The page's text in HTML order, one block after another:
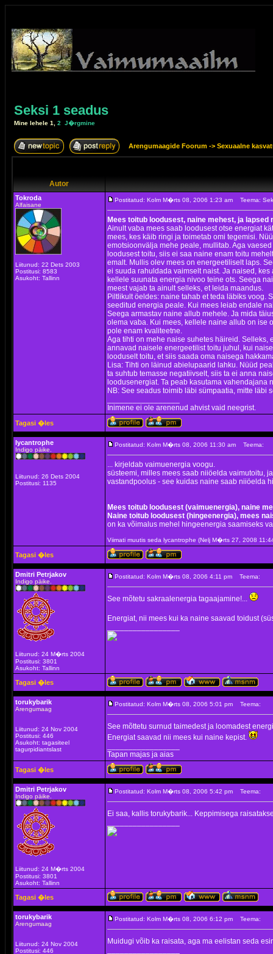
Seksi 1 seadus
Mine lehele 1 2 J�rgmine
Arengumaagide Foorum -> Sexuaalne
Autor
Tokroda
Alfaisane
Liitunud: 22 Dets 2003
Postitusi: 8583
Asukoht: Tallinn
Postitatud: Kolm M�rts 08, 2006 1:23 am Teema:
Mees toitub loodusest, naine mehest, ja lapsed
Ainult vaba mees saab loodusest otse energiat
mees, kes käib ringi ja toimetab omi tegemisi.
emotsioonvälja mehe peale, mullitab. Aga
loodusest toitu, siis ei saa naine enam toitu
emalt. Mullis olev mees on energeetiliselt laps.
ei suuda rahuldada vaimselt naist. Ja naised,
kellele suunata energia nivoo teine ots. Seega
meest vajab ta ainult selleks, et leida maandus.
Piltlikult öeldes: naine tahab et teda läbiks voog.
seeditud energia peale. Kui mees leiab endale
Seega armastav naine allub mehele. Ja mida
olema vaba. Kui mees, kellele naine allub on ise
pole enam kvaliteetne.
Aga tihti on mehe naise suhetes häireid.
annavad naisele energeetilist toitu juhul, kui
looduselt toitu, et siis saada oma naisega
Lisa: Tihti on läinud abielupaarid lahku. Nüüd
ta suhtub temasse negatiivselt, siis ta ei anna
loodusenergiat. Ta peab kasutama vahendajana
NB: See seadus toimib läbi sümpaatia, mitte läbi
Inimene ei ole arenenud ahvist vaid neegrist.
Tagasi �les
lycantrophe
Indigo päike.
Liitunud: 26 Dets 2004
Postitusi: 1135
Postitatud: Kolm M�rts 08, 2006 11:30 am Teema:
... kirjeldab vaimuenergia voogu.
süsteemi, milles mees saab niiöelda vaimutoitu,
vastandpoolus - see kuidas naine saab niiöelda
Mees toitub loodusest (vaimuenergia), naine
Naine toitub loodusest (hingeenergia), mees
on ka võimalus mehel hingeenergia saamiseks
Viimati muutis seda lycantrophe (Nelj M�rts 27, 2008
Tagasi �les
Dmitri Petrjakov
Indigo päike.
Liitunud: 24 M�rts 2004
Postitusi: 3801
Asukoht: Tallinn
Postitatud: Kolm M�rts 08, 2006 4:11 pm Teema:
See mõtetu sakraalenergia tagaajamine!...
Energiat, nii mees kui ka naine saavad toidust
Tagasi �les
torukybarik
Arengumaag
Liitunud: 24 Nov 2004
Postitusi: 446
Asukoht: tagasiteel
tagurpidiantslast
Postitatud: Kolm M�rts 08, 2006 5:01 pm Teema:
See mõttetu surnud taimedest ja loomadest
Energiat saavad nii mees kui naine kepist.
Tapan majas ja aias
Tagasi �les
Dmitri Petrjakov
Indigo päike.
Liitunud: 24 M�rts 2004
Postitusi: 3801
Asukoht: Tallinn
Postitatud: Kolm M�rts 08, 2006 5:42 pm Teema:
Ei saa, kallis torukybarik... Keppimisega
Tagasi �les
torukybarik
Arengumaag
Liitunud: 24 Nov 2004
Postitusi: 446
Postitatud: Kolm M�rts 08, 2006 6:12 pm Teema:
Muidugi võib ka raisata, aga ma eelistan seda